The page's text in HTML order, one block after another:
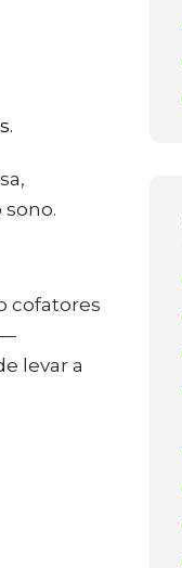
cofatores
—
levar a